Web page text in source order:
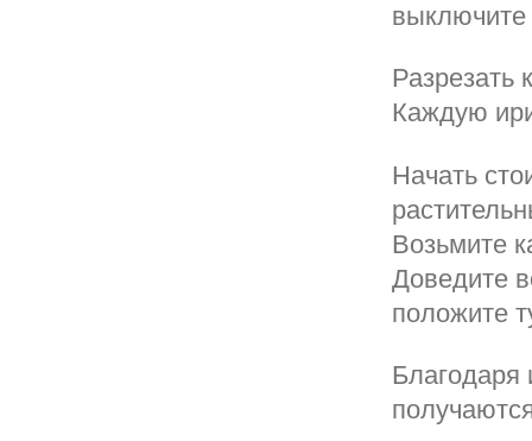
выключите
Каждую
Начать
Возьмите
Доведите
положите
Благодаря